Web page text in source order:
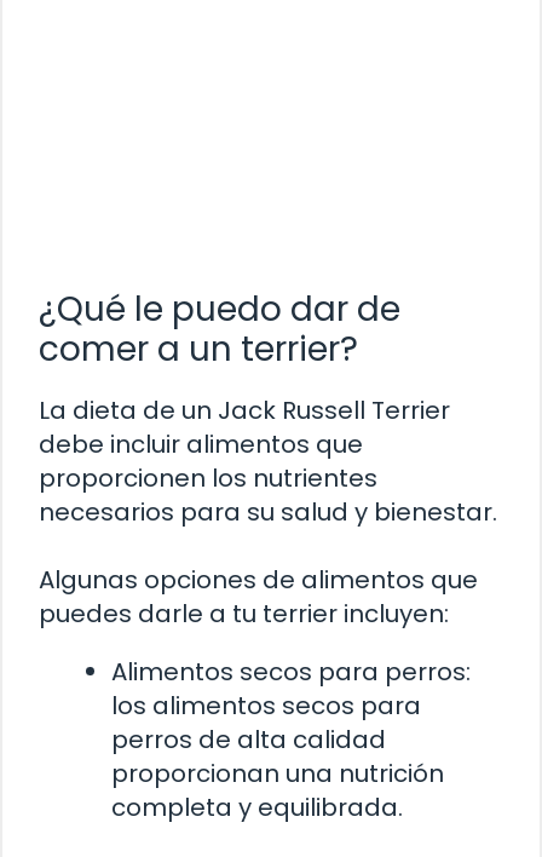
¿Qué le puedo dar de
comer a un terrier?
La dieta de un Jack Russell Terrier
debe incluir alimentos que
proporcionen los nutrientes
necesarios para su salud y bienestar.
Algunas opciones de alimentos que
puedes darle a tu terrier incluyen:
Alimentos secos para perros:
los alimentos secos para
perros de alta calidad
proporcionan una nutrición
completa y equilibrada.